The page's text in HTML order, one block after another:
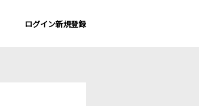
ログイン新規登録